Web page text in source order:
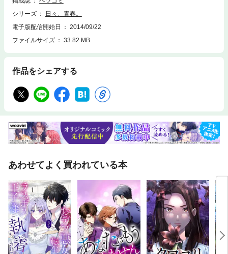
シリーズ
日々、青春。
電子版配信開始日
2014/09/22
ファイルサイズ
33.82 MB
作品をシェアする
あわせてよく買われている本